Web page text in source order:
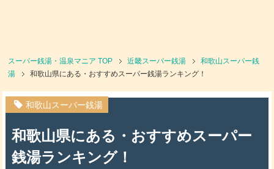
スーパー銭湯・温泉マニア TOP 近畿スーパー銭湯
和歌山スーパー銭
湯
和歌山県にある・おすすめスーパー銭湯ランキング！
和歌山スーパー銭湯
和歌山県にある・おすすめスーパー
銭湯ランキング！